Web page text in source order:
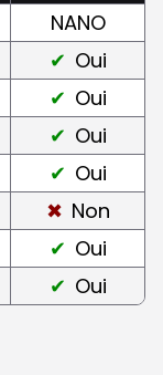
NANO
Oui
Oui
Oui
Oui
Non
Oui
Oui